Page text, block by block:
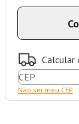
Calcular
Não sei meu CEP